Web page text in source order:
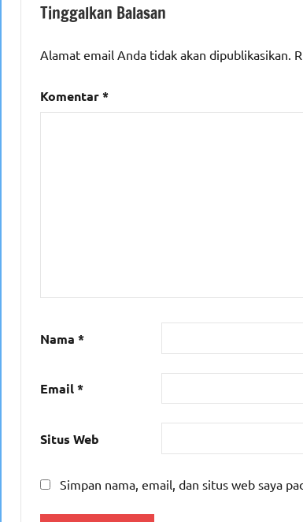
Tinggalkan Balasan
Alamat email Anda tidak akan dipublikasikan.
Komentar*
Nama *
Email*
Situs Web
Simpan nama, email, dan situs web saya